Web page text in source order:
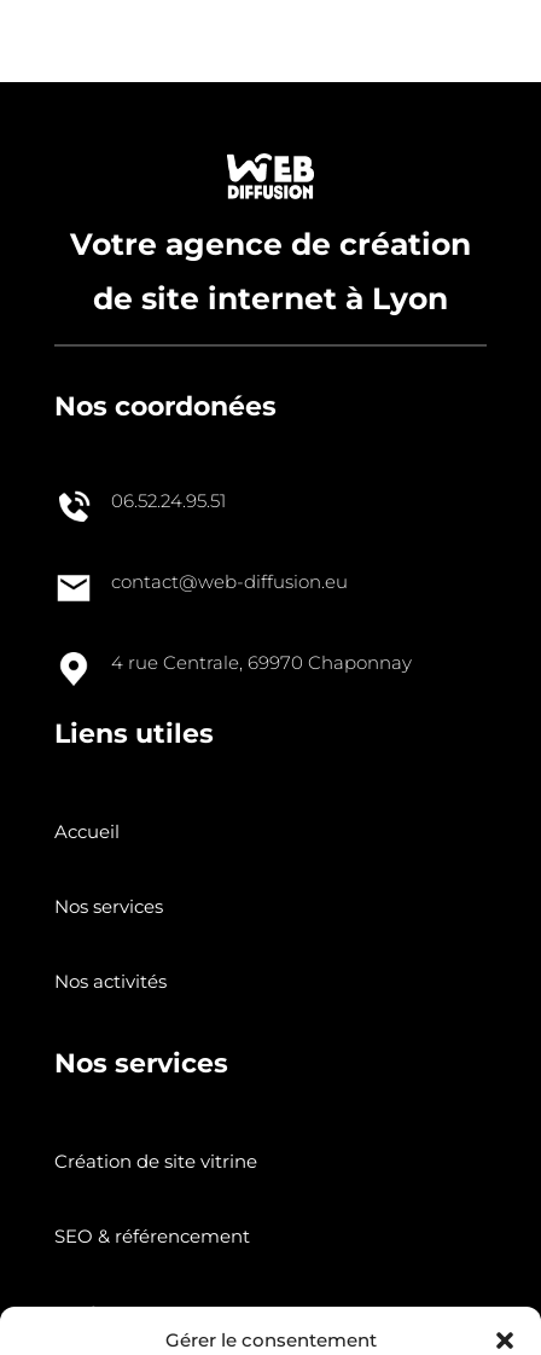
Gérer le consentement
Votre agence de création
de site internet à Lyon
Nos coordonées
06.52.24.95.51
contact@web-diffusion.eu
4 rue Centrale, 69970 Chaponnay
Liens utiles
Accueil
Nos services
Nos activités
Nos services
Création de site vitrine
SEO & référencement
Suivez nous